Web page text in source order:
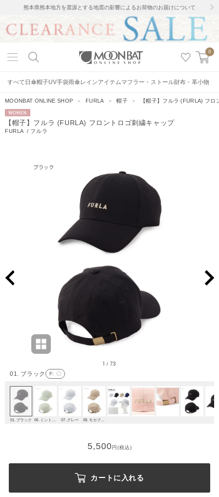
熊本県熊本地方を震源とする地震の影響によるお荷物のお届けについて
0
すべて 日傘帽子UV手袋雨傘レインアイテムマフラー・ストール財布・革小物
MOONBAT ONLINE SHOP ＞ FURLA ＞帽子 ＞ 【帽子】フルラ (FURLA) フロ
WOMEN
【帽子】フルラ (FURLA) フロントロゴ刺繍キャップ
FURLA / フルラ
01. ブラック F: 〇
1 /73
01. ブラック 07. グレー
5,500円(税込)
カートに入れる